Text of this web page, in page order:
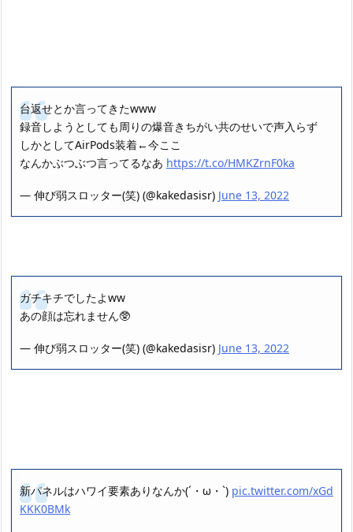
台返せとか言ってきたwww
録音しようとしても周りの爆音きちがい共のせいで声入らず
しかとしてAirPods装着←今ここ
なんかぶつぶつ言ってるなあ https://t.co/HMKZrnF0ka
— 伸び弱スロッター(笑) (@kakedasisr) June 13, 2022
ガチキチでしたよww
あの顔は忘れません🥸
— 伸び弱スロッター(笑) (@kakedasisr) June 13, 2022
新パネルはハワイ要素ありなんか(´・ω・`) pic.twitter.com/xGd
KKK0BMk